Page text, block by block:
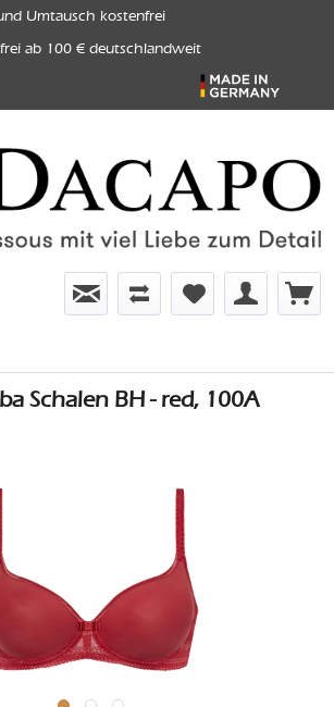
Umtausch kostenfrei
ab 100 € deutschlandweit
Schalen BH - red, 100A